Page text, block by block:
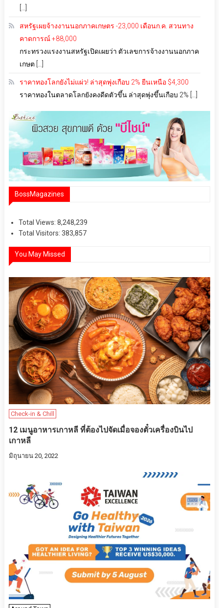
[…]
สหรัฐเผยจ้างงานนอกภาคเกษตร -23,000 เดือนก.ค. สวนทาง
คาดการณ์ +88,000
กระทรวงแรงงานสหรัฐเปิดเผยว่า ตัวเลขการจ้างงานนอกภาค
เกษต […]
ราคาทองโลกยังไม่แผ่ว! ล่าสุดพุ่งเกือบ 2% ยืนเหนือ $4,300
ราคาทองในตลาดโลกยังคงดีดตัวขึ้น ล่าสุดพุ่งขึ้นเกือบ 2% […]
BossMagazines
Total Views: 8,248,239
Total Visitors: 383,857
You May Missed
Check-in & Chill
12 เมนูอาหารเกาหลี ที่ต้องไปจัดเมื่อจองตั๋วเครื่องบินไป
เกาหลี
มิถุนายน 20, 2022